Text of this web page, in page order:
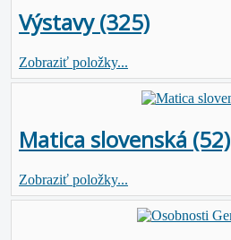
Výstavy (325)
Zobraziť položky...
Matica slovenská (52)
Zobraziť položky...